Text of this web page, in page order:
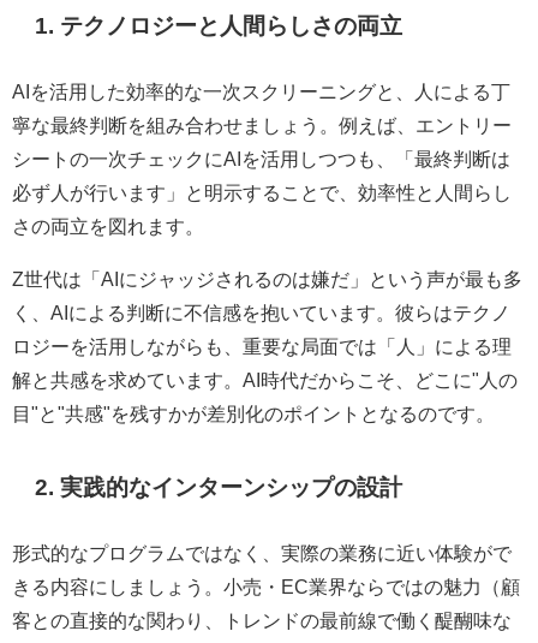
1. テクノロジーと人間らしさの両立
AIを活用した効率的な一次スクリーニングと、人による丁
寧な最終判断を組み合わせましょう。例えば、エントリー
シートの一次チェックにAIを活用しつつも、「最終判断は
必ず人が行います」と明示することで、効率性と人間らし
さの両立を図れます。
Z世代は「AIにジャッジされるのは嫌だ」という声が最も多
く、AIによる判断に不信感を抱いています。彼らはテクノ
ロジーを活用しながらも、重要な局面では「人」による理
解と共感を求めています。AI時代だからこそ、どこに"人の
目"と"共感"を残すかが差別化のポイントとなるのです。
2.実践的なインターンシップの設計
形式的なプログラムではなく、実際の業務に近い体験がで
きる内容にしましょう。小売・EC業界ならではの魅力（顧
客との直接的な関わり、トレンドの最前線で働く醍醐味な